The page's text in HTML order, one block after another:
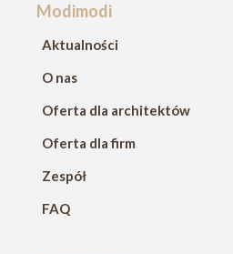
Modimodi
Aktualności
O nas
Oferta dla architektów
Oferta dla firm
Zespół
FAQ